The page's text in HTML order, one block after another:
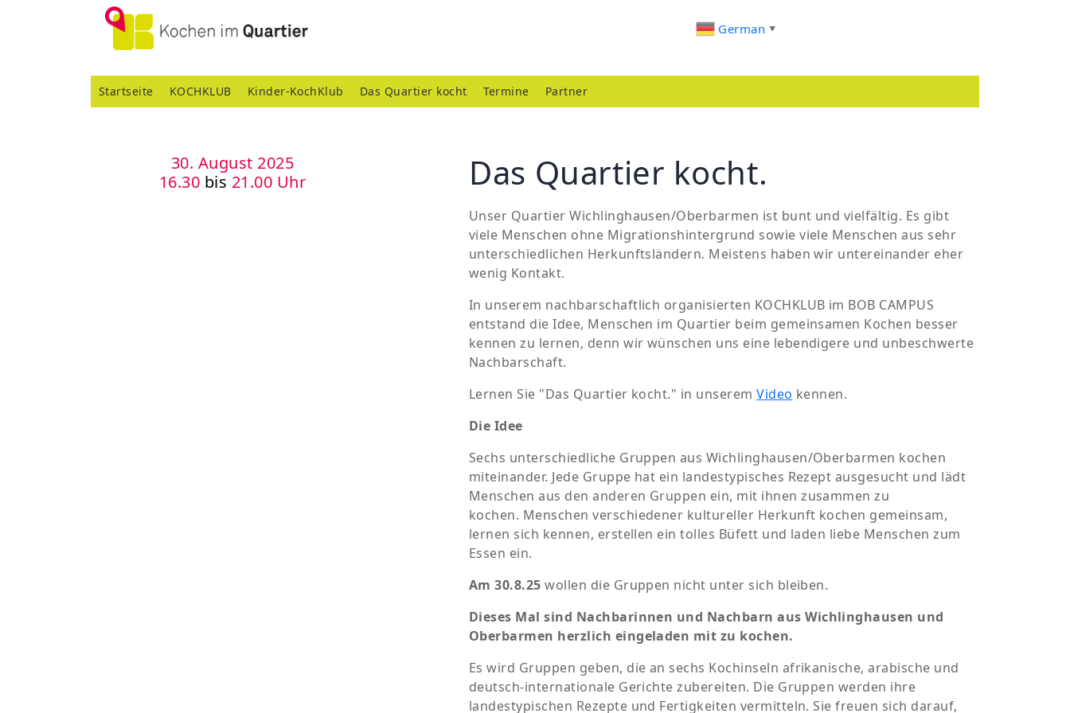
German ▼
Startseite KOCHKLUB Kinder-KochKlub Das Quartier kocht Termine Partner
30. August 2025
16.30 bis 21.00 Uhr Das Quartier kocht.
Unser Quartier Wichlinghausen/Oberbarmen ist bunt und vielfältig. Es gibt
viele Menschen ohne Migrationshintergrund sowie viele Menschen aus sehr
unterschiedlichen Herkunftsländern. Meistens haben wir untereinander eher
wenig Kontakt.
In unserem nachbarschaftlich organisierten KOCHKLUB im BOB CAMPUS
entstand die Idee, Menschen im Quartier beim gemeinsamen Kochen besser
kennen zu lernen, denn wir wünschen uns eine lebendigere und unbeschwerte
Nachbarschaft.
Lernen Sie "Das Quartier kocht." in unseremVideo kennen.
Die Idee
Sechs unterschiedliche Gruppen aus Wichlinghausen/Oberbarmen kochen
miteinander. Jede Gruppe hat ein landestypisches Rezept ausgesucht und lädt
Menschen aus den anderen Gruppen ein, mit ihnen zusammen zu
kochen. Menschen verschiedener kultureller Herkunft kochen gemeinsam,
lernen sich kennen, erstellen ein tolles Büfett und laden liebe Menschen zum
Essen ein.
Am 30.8.25 wollen die Gruppen nicht unter sich bleiben.
Dieses Mal sind Nachbarinnen und Nachbarn aus Wichlinghausen und
Oberbarmen herzlich eingeladen mit zu kochen.
Es wird Gruppen geben, die an sechs Kochinseln afrikanische, arabische und
deutsch-internationale Gerichte zubereiten. Die Gruppen werden ihre
landestypischen Rezepte und Fertigkeiten vermitteln. Sie freuen sich darauf,